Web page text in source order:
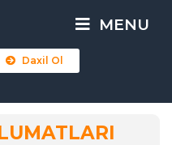
MENU
Daxil Ol